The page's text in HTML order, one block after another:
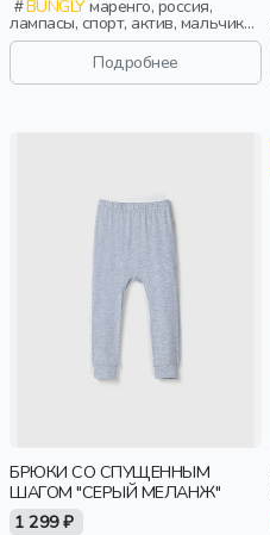
BUNGLYмаренго, россия,
лампасы, спорт, актив, мальчики,
малыши, дошкольники, дети
Подробнее
БРЮКИ СО СПУЩЕННЫМ
ШАГОМ "СЕРЫЙ МЕЛАНЖ"
1 299 ₽